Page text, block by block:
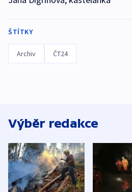
ŠTÍTKY
Archiv ČT24
Výběr redakce